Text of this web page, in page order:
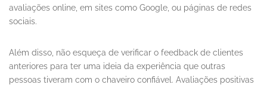
avaliações online, em sites como Google, ou páginas de redes
sociais.
Além disso, não esqueça de verificar o feedback de clientes
anteriores para ter uma ideia da experiência que outras
pessoas tiveram com o chaveiro confiável. Avaliações positivas